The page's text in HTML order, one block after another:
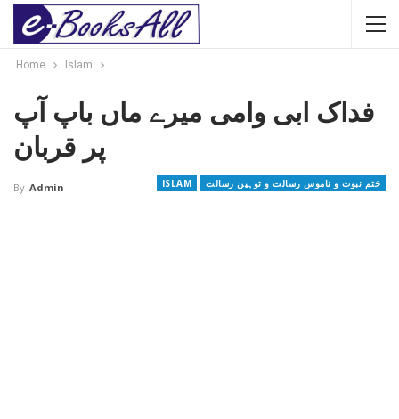
Home Islam
فداک ابی وامی میرے ماں باپ آپ
پر قربان
ISLAM ختم نبوت و ناموس رسالت و توہین رسالت By Admin